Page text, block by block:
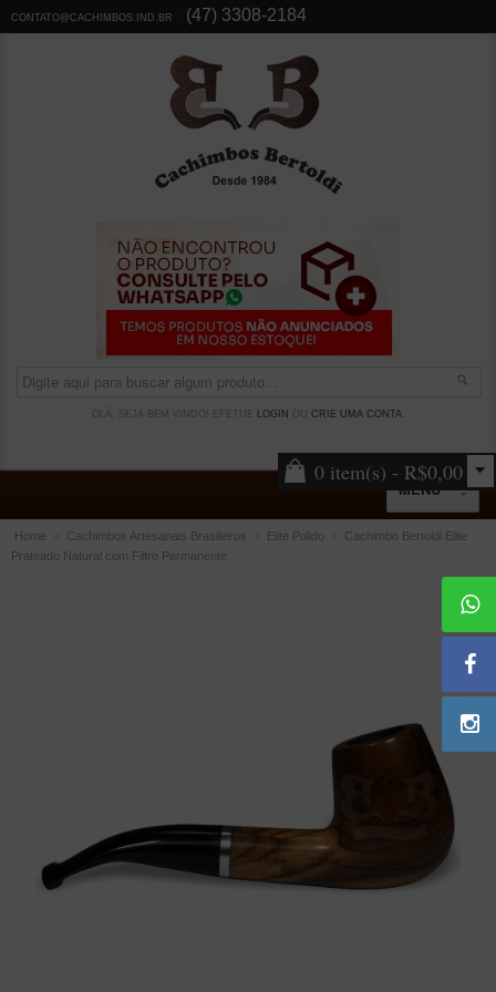
CONTATO@CACHIMBOS.IND.BR (47) 3308-2184
OLÁ, SEJA BEM VINDO! EFETUE LOGIN CRIE UMA CONTA.
0 item(s) - R$0,00
MENU
ACESSÓRIOS
Limpadores para Cachimbo
Bolsas para Cachimbo
Cinzeiros
Home Cachimbos Artesanais Brasileiros Elite Polido
Cachimbo Bertoldi Elite
Prateado Natural com Filtro Permanente